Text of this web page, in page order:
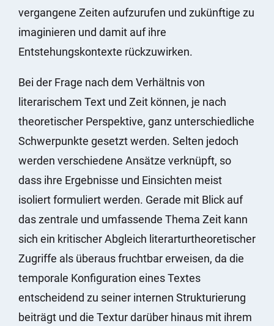
vergangene Zeiten aufzurufen und zukünftige zu
imaginieren und damit auf ihre
Entstehungskontexte rückzuwirken.
Bei der Frage nach dem Verhältnis von
literarischem Text und Zeit können, je nach
theoretischer Perspektive, ganz unterschiedliche
Schwerpunkte gesetzt werden. Selten jedoch
werden verschiedene Ansätze verknüpft, so
dass ihre Ergebnisse und Einsichten meist
isoliert formuliert werden. Gerade mit Blick auf
das zentrale und umfassende Thema Zeit kann
sich ein kritischer Abgleich literarturtheoretischer
Zugriffe als überaus fruchtbar erweisen, da die
temporale Konfiguration eines Textes
entscheidend zu seiner internen Strukturierung
beiträgt und die Textur darüber hinaus mit ihrem